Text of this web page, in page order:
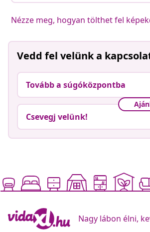
Nézze meg, hogyan tölthet fel
Vedd fel velünk a
Tovább a súgóközpontba
Csevegj velünk!
Nagy lábon élni,